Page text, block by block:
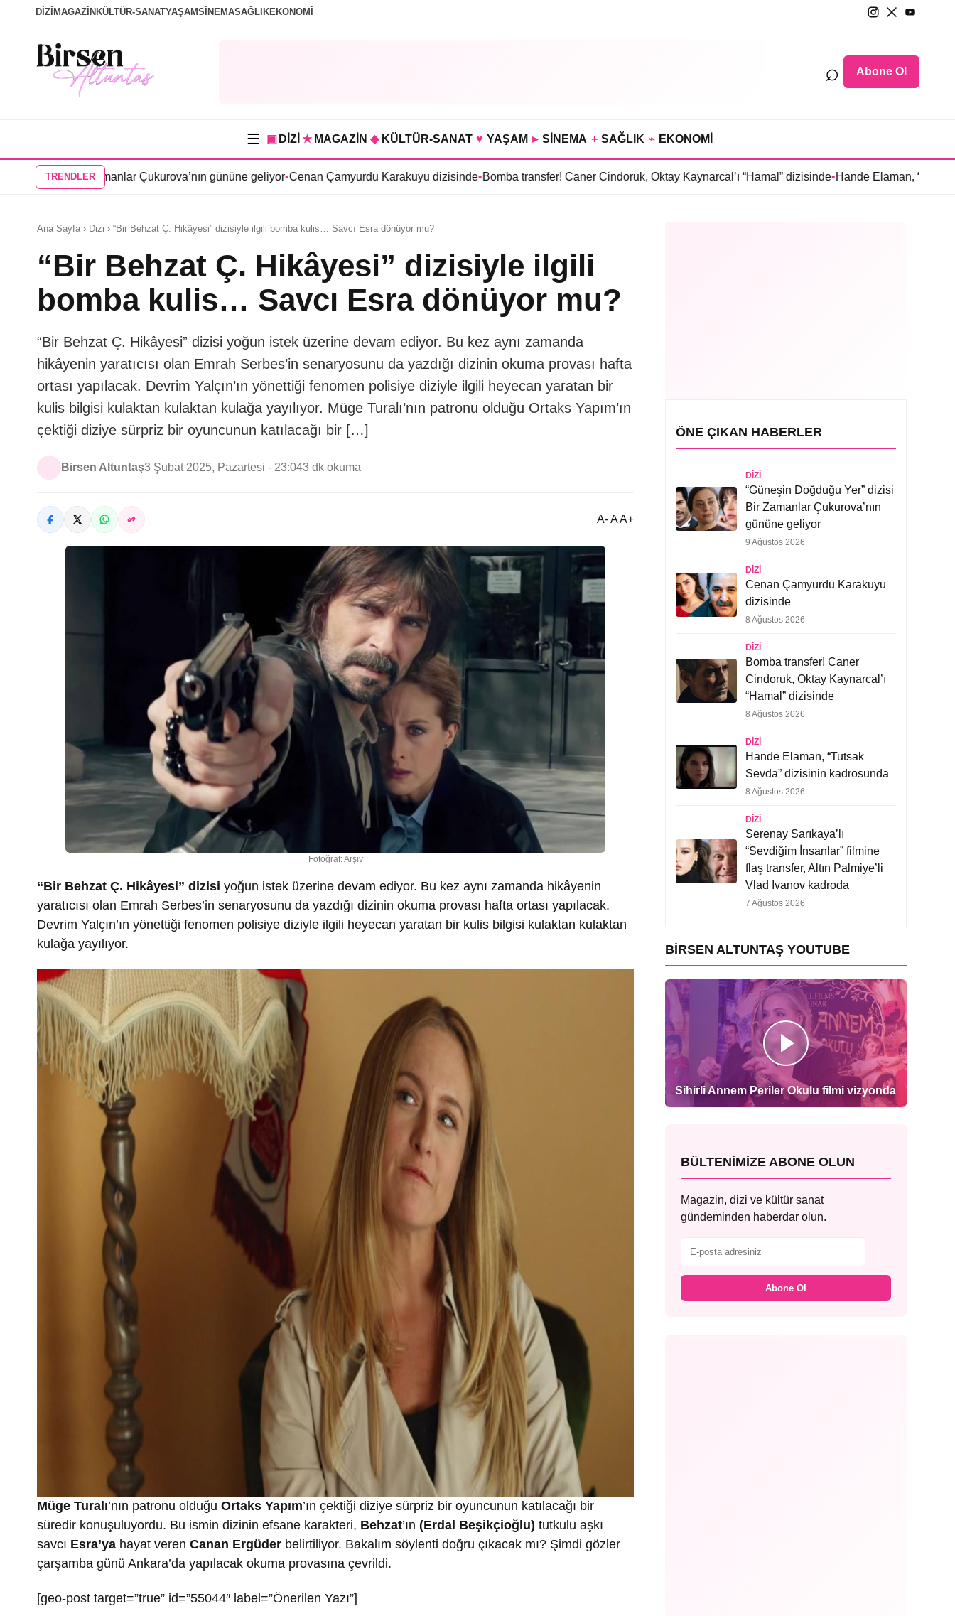
DİZİ MAGAZİN KÜLTÜR-SANATYAŞAMSİNEMASAĞLIKEKONOMİ
⌕ Abone Ol
☰ ▣ DİZİ ★ MAGAZİN ◆ KÜLTÜR-SANAT ♥ YAŞAM ▸ SİNEMA + SAĞLIK ⌁ EKONOMİ
TRENDLER
Bir Zamanlar Çukurova’nın gününe geliyor•Cenan Çamyurdu Karakuyu dizisinde•Bomba transfer! Caner Cindoruk, Oktay Kaynarcal’ı “Hamal” dizisinde •Hande Elaman, “Tutsak Sevda”
Ana Sayfa › Dizi › “Bir Behzat Ç. Hikâyesi” dizisiyle ilgili bomba kulis… Savcı Esra dönüyor mu?
“Bir Behzat Ç. Hikâyesi” dizisiyle ilgili
bomba kulis… Savcı Esra dönüyor mu?
“Bir Behzat Ç. Hikâyesi” dizisi yoğun istek üzerine devam ediyor. Bu kez aynı zamanda
hikâyenin yaratıcısı olan Emrah Serbes’in senaryosunu da yazdığı dizinin okuma provası hafta
ortası yapılacak. Devrim Yalçın’ın yönettiği fenomen polisiye diziyle ilgili heyecan yaratan bir
kulis bilgisi kulaktan kulaktan kulağa yayılıyor. Müge Turalı’nın patronu olduğu Ortaks Yapım’ın
çektiği diziye sürpriz bir oyuncunun katılacağı bir […]
Birsen Altuntaş3 Şubat 2025, Pazartesi - 23:043 dk okuma
A- A A+
Fotoğraf: Arşiv
“Bir Behzat Ç. Hikâyesi” dizisi yoğun istek üzerine devam ediyor. Bu kez aynı zamanda hikâyenin
yaratıcısı olan Emrah Serbes’in senaryosunu da yazdığı dizinin okuma provası hafta ortası yapılacak.
Devrim Yalçın’ın yönettiği fenomen polisiye diziyle ilgili heyecan yaratan bir kulis bilgisi kulaktan kulaktan
kulağa yayılıyor.
Müge Turalı’nın patronu olduğu Ortaks Yapım’ın çektiği diziye sürpriz bir oyuncunun katılacağı bir
süredir konuşuluyordu. Bu ismin dizinin efsane karakteri, Behzat’ın (Erdal Beşikçioğlu) tutkulu aşkı
savcı Esra’ya hayat veren Canan Ergüder belirtiliyor. Bakalım söylenti doğru çıkacak mı? Şimdi gözler
çarşamba günü Ankara’da yapılacak okuma provasına çevrildi.
[geo-post target=”true” id=”55044″ label=”Önerilen Yazı”]
ÖNE ÇIKAN HABERLER
DIZI
“Güneşin Doğduğu Yer” dizisi
Bir Zamanlar Çukurova’nın
gününe geliyor
9 Ağustos 2026
DIZI
Cenan Çamyurdu Karakuyu
dizisinde
8 Ağustos 2026
DIZI
Bomba transfer! Caner
Cindoruk, Oktay Kaynarcal’ı
“Hamal” dizisinde
8 Ağustos 2026
DIZI
Hande Elaman, “Tutsak
Sevda” dizisinin kadrosunda
8 Ağustos 2026
DIZI
Serenay Sarıkaya’lı
“Sevdiğim İnsanlar” filmine
flaş transfer, Altın Palmiye’li
Vlad Ivanov kadroda
7 Ağustos 2026
BIRSEN ALTUNTAŞ YOUTUBE
Sihirli Annem Periler Okulu filmi vizyonda
BÜLTENIMIZE ABONE OLUN
Magazin, dizi ve kültür sanat
gündeminden haberdar olun.
Abone Ol